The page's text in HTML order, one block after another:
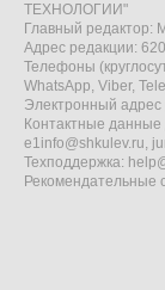
ТЕХНОЛОГИИ"
Главный редактор:
Адрес редакции:
Телефоны
WhatsApp, Viber,
Электронный адрес
Контактные данные
e1info@shkulev.ru,
Техподдержка:
Рекомендательные